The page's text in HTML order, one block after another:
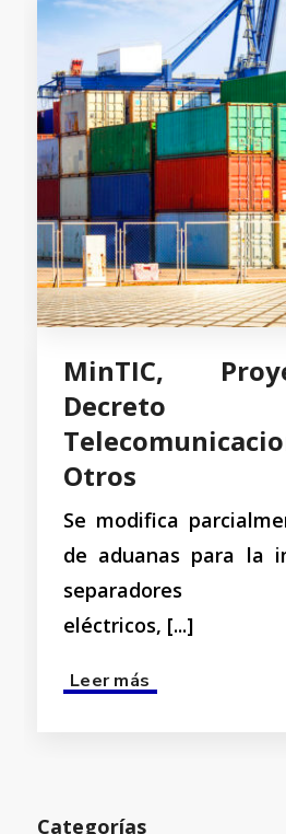
MinTIC,
Decreto
Otros
Se modifica
de aduanas para la
separadores
eléctricos, [...]
Read more
Categorías